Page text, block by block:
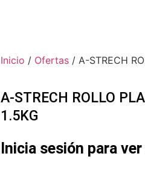
Inicio / Ofertas / A-STRECH
A-STRECH ROLLO
1.5KG
Inicia sesión para